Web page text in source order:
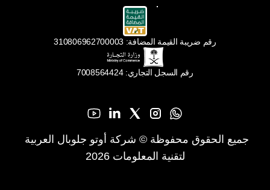
رقم ضريبة القيمة المضافة: 310806962700003
رقم السجل التجاري: 7008564424
لتقنية المعلومات 2026